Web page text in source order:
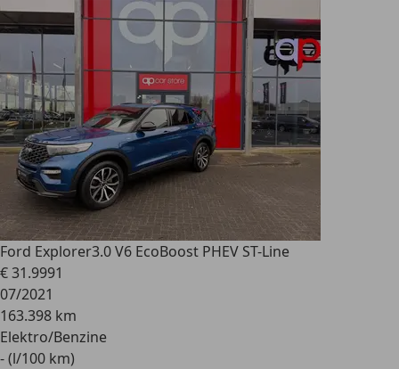
Ford Explorer3.0 V6 EcoBoost PHEV ST-Line
€ 31.9991
07/2021
163.398 km
Elektro/Benzine
- (l/100 km)